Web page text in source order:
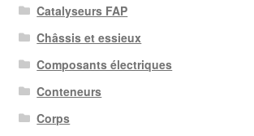
Catalyseurs FAP
Châssis et essieux
Composants électriques
Conteneurs
Corps